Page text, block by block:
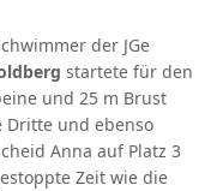
der JGe
startete für den
und 25 m Brust
Dritte und ebenso
Anna auf Platz 3
Zeit wie die